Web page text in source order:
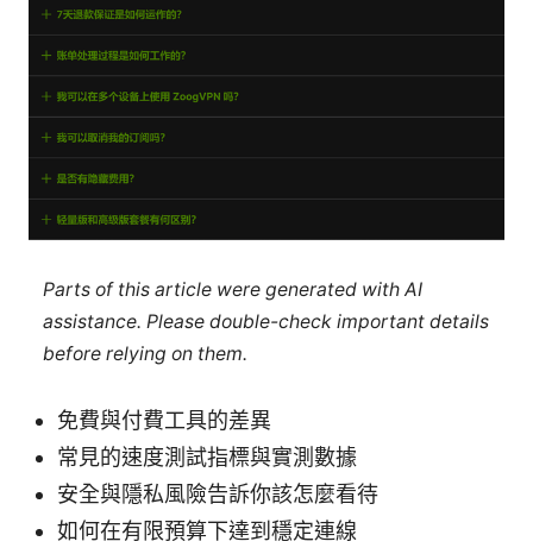
Parts of this article were generated with AI
assistance. Please double-check important details
before relying on them.
免費與付費工具的差異
常見的速度測試指標與實測數據
安全與隱私風險告訴你該怎麼看待
如何在有限預算下達到穩定連線